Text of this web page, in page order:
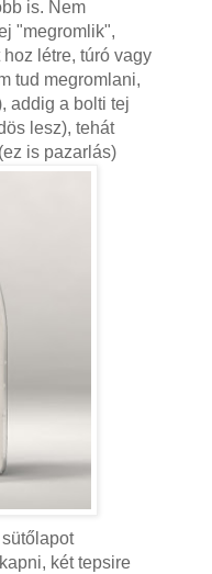
is. Nem
"megromlik",
létre, túró vagy
tud megromlani,
addig a bolti tej
lesz), tehát
is pazarlás)
két tepsire